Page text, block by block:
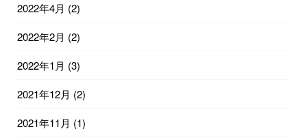
2022年4月 (2)
2022年2月 (2)
2022年1月 (3)
2021年12月 (2)
2021年11月 (1)